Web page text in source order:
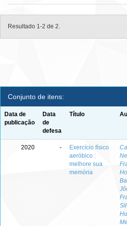
Resultado 1-2 de 2.
Conjunto de itens:
Data de
publicação
Data
de
defesa
Título
2020 -
Exercício físico
aeróbico :
melhore sua
memória